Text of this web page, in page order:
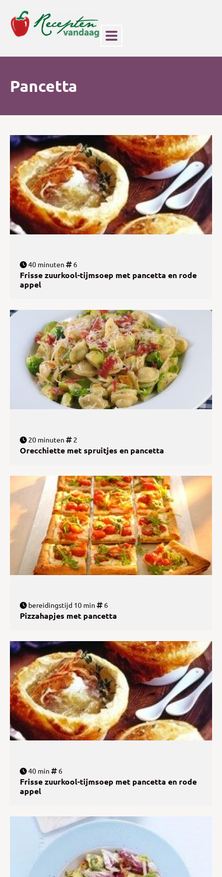
Pancetta
40 minuten 6
Frisse zuurkool-tijmsoep met pancetta en rode
appel
20 minuten 2
Orecchiette met spruitjes en pancetta
bereidingstijd 10 min 6
Pizzahapjes met pancetta
40 min 6
Frisse zuurkool-tijmsoep met pancetta en rode
appel